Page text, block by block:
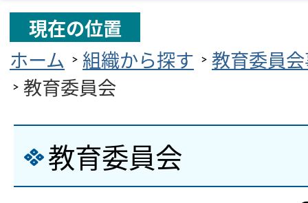
現在の位置
ホーム
組織から探す
教育委員
教育委員会
教育委員会